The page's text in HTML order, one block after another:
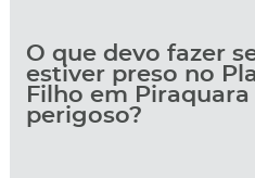
O que devo fazer
estiver preso no
Filho em
perigoso?